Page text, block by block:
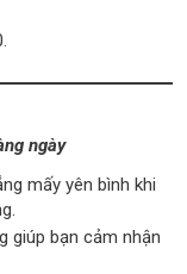
ngày
mấy yên bình khi
giúp bạn cảm nhận